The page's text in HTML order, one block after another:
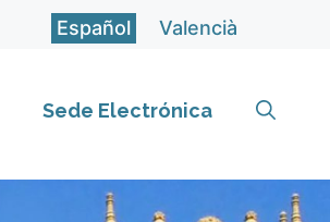
Español Valencià
Sede Electrónica